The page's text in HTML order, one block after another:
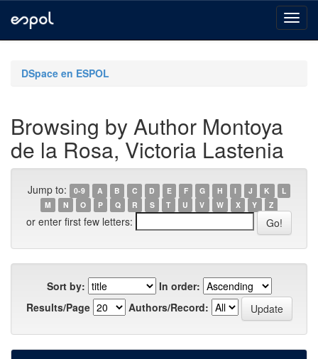
navigationDSpace en ESPOL
Browsing by Author Montoya
de la Rosa, Victoria Lastenia
Jump to: 0-9 A B C D E F G H I J K
L
M
N O P Q R S T U V W X Y Z
or enter first few letters:
Sort by:
In order:
Results/Page
Authors/Record: